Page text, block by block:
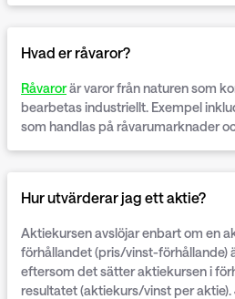
Hvad er råvaror?
Råvarorär varor från naturen som
bearbetas industriellt. Exempel
som handlas på råvarumarknader
Hur utvärderar jag ett aktie?
Aktiekursen avslöjar enbart om en
förhållandet (pris/vinst-förhållande)
eftersom det sätter aktiekursen i
resultatet (aktiekurs/vinst per